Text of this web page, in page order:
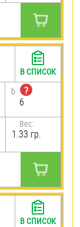
b
?
6
Вес:
1.33 гр.
В СПИСОК
В СПИСОК